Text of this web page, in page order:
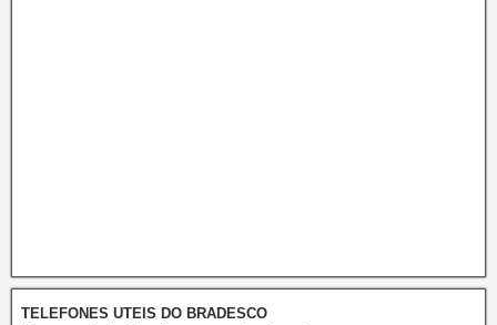
TELEFONES UTEIS DO BRADESCO